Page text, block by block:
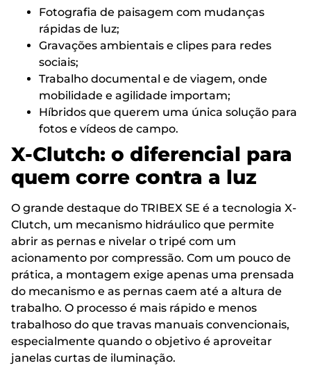
Fotografia de paisagem com mudanças
rápidas de luz;
Gravações ambientais e clipes para redes
sociais;
Trabalho documental e de viagem, onde
mobilidade e agilidade importam;
Híbridos que querem uma única solução para
fotos e vídeos de campo.
X-Clutch: o diferencial para
quem corre contra a luz
O grande destaque do TRIBEX SE é a tecnologia X-
Clutch, um mecanismo hidráulico que permite
abrir as pernas e nivelar o tripé com um
acionamento por compressão. Com um pouco de
prática, a montagem exige apenas uma prensada
do mecanismo e as pernas caem até a altura de
trabalho. O processo é mais rápido e menos
trabalhoso do que travas manuais convencionais,
especialmente quando o objetivo é aproveitar
janelas curtas de iluminação.